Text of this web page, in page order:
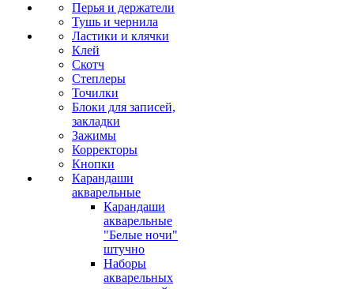
Перья и держатели
Тушь и чернила
Ластики и клячки
Клей
Скотч
Степлеры
Точилки
Блоки для записей,
закладки
Зажимы
Корректоры
Кнопки
Карандаши
акварельные
Карандаши
акварельные
"Белые ночи"
штучно
Наборы
акварельных